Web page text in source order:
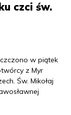
czci św.
w piątek
z Myr
Św. Mikołaj